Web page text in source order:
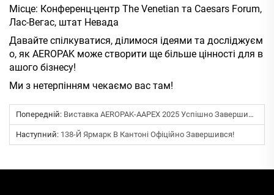
Місце: Конференц-центр The Venetian та Caesars Forum,
Лас-Вегас, штат Невада
Давайте спілкуватися, ділимося ідеями та досліджуєм
о, як AEROPAK може створити ще більше цінності для в
ашого бізнесу!
Ми з нетерпінням чекаємо вас там!
Попередній: Виставка AEROPAK-AAPEX 2025 Успішно Завершилася!
Наступний: 138-Й Ярмарк В Кантоні Офіційно Завершився!